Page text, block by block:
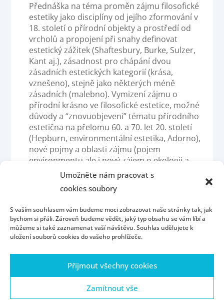
Umožněte nám pracovat s
cookies soubory
S vaším souhlasem vám budeme moci zobrazovat naše stránky tak, jak
bychom si přáli. Zároveň budeme vědět, jaký typ obsahu se vám líbí a
můžeme si také zaznamenat vaší návštěvu. Souhlas udělujete k
uložení souborů cookies do vašeho prohlížeče.
Přijmout všechny cookies
Zamítnout vše
Přednáška na téma proměn zájmu filosofické
estetiky jako disciplíny od jejího zformování v
18. století o přírodní objekty a prostředí od
vrcholů a propojení při snahy definovat
estetický zážitek (Shaftesbury, Burke, Sulzer,
Kant aj.), zásadnost pro chápání dvou
zásadních estetických kategorií (krása,
vznešeno), stejně jako některých méně
zásadních (malebno). Vymizení zájmu o
přírodní krásno ve filosofické estetice, možné
důvody a “znovuobjevení” tématu přírodního
estetična na přelomu 60. a 70. let 20. století
(Hepburn, environmentální estetika, Adorno),
nové pojmy a oblasti zájmu (pojem
environmentu ale i nový zájem o ekologii a
environmentální problémy). Nejednoduché
vztahy k obecně zastávaným estetickým
postojům k přírodě (např. v počátcích
nezájem o obecně sdílené a oceňované
terény).
Contact People
Portál ZČU